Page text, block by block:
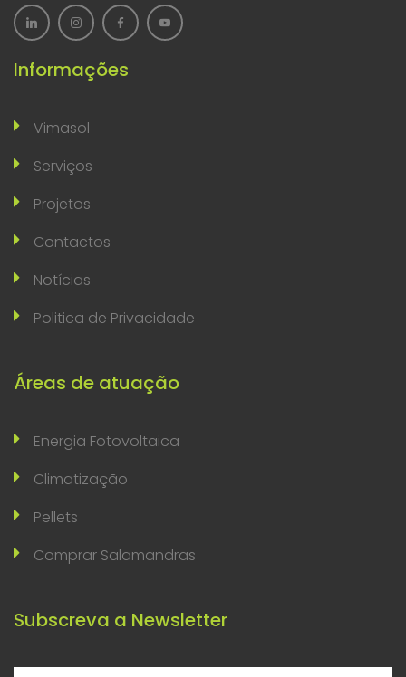
Informações
Vimasol
Serviços
Projetos
Contactos
Notícias
Politica de Privacidade
Áreas de atuação
Energia Fotovoltaica
Climatização
Pellets
Comprar Salamandras
Subscreva a Newsletter